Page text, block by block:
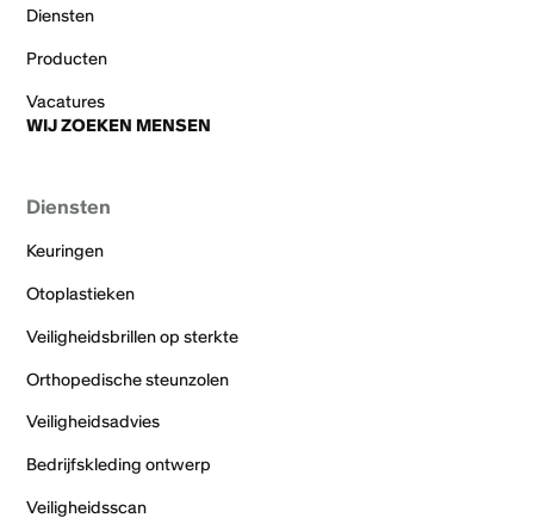
Diensten
Producten
Vacatures
WIJ ZOEKEN MENSEN
Diensten
Keuringen
Otoplastieken
Veiligheidsbrillen op sterkte
Orthopedische steunzolen
Veiligheidsadvies
Bedrijfskleding ontwerp
Veiligheidsscan